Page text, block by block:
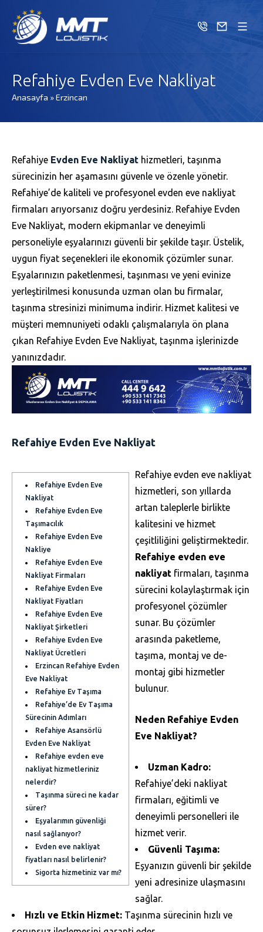
Refahiye Evden Eve Nakliyat
Anasayfa »Erzincan
Refahiye Evden Eve Nakliyat hizmetleri, taşınma
sürecinizin her aşamasını güvenle ve özenle yönetir.
Refahiye’de kaliteli ve profesyonel evden eve nakliyat
firmaları arıyorsanız doğru yerdesiniz. Refahiye Evden
Eve Nakliyat, modern ekipmanlar ve deneyimli
personeliyle eşyalarınızı güvenli bir şekilde taşır. Üstelik,
uygun fiyat seçenekleri ile ekonomik çözümler sunar.
Eşyalarınızın paketlenmesi, taşınması ve yeni evinize
yerleştirilmesi konusunda uzman olan bu firmalar,
taşınma stresinizi minimuma indirir. Hizmet kalitesi ve
müşteri memnuniyeti odaklı çalışmalarıyla ön plana
çıkan Refahiye Evden Eve Nakliyat, taşınma işlerinizde
yanınızdadır.
Refahiye Evden Eve Nakliyat
Refahiye Evden Eve
Nakliyat
Refahiye Evden Eve
Taşımacılık
Refahiye Evden Eve
Nakliye
Refahiye Evden Eve
Nakliyat Firmaları
Refahiye Evden Eve
Nakliyat Fiyatları
Refahiye Evden Eve
Nakliyat Şirketleri
Refahiye Evden Eve
Nakliyat Ücretleri
Erzincan Refahiye Evden
Eve Nakliyat
Refahiye Ev Taşıma
Refahiye’de Ev Taşıma
Sürecinin Adımları
Refahiye Asansörlü
Evden Eve Nakliyat
Refahiye evden eve
nakliyat hizmetleriniz
nelerdir?
Taşınma süreci ne kadar
sürer?
Eşyalarımın güvenliği
nasıl sağlanıyor?
Evden eve nakliyat
fiyatları nasıl belirlenir?
Sigorta hizmetiniz var mı?
Refahiye evden eve nakliyat
hizmetleri, son yıllarda
artan taleplerle birlikte
kalitesini ve hizmet
çeşitliliğini geliştirmektedir.
Refahiye evden eve
nakliyat firmaları, taşınma
sürecini kolaylaştırmak için
profesyonel çözümler
sunar. Bu çözümler
arasında paketleme,
taşıma, montaj ve de-
montaj gibi hizmetler
bulunur.
Neden Refahiye Evden
Eve Nakliyat?
Uzman Kadro:
Refahiye’deki nakliyat
firmaları, eğitimli ve
deneyimli personelleri ile
hizmet verir.
Güvenli Taşıma:
Eşyanızın güvenli bir şekilde
yeni adresinize ulaşmasını
sağlar.
Hızlı ve Etkin Hizmet: Taşınma sürecinin hızlı ve